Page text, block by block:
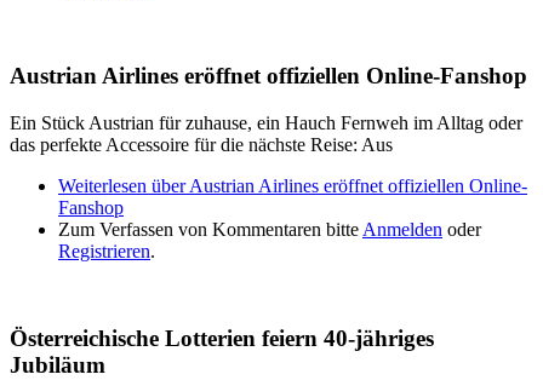
Austrian Airlines eröffnet offiziellen Online-Fanshop
Ein Stück Austrian für zuhause, ein Hauch Fernweh im Alltag oder
das perfekte Accessoire für die nächste Reise: Aus
Weiterlesen über Austrian Airlines eröffnet offiziellen Online-
Fanshop
Zum Verfassen von Kommentaren bitte Anmelden oder
Registrieren.
Österreichische Lotterien feiern 40-jähriges
Jubiläum